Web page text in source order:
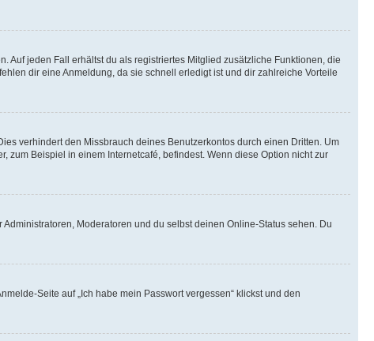
Auf jeden Fall erhältst du als registriertes Mitglied zusätzliche Funktionen, die
dir eine Anmeldung, da sie schnell erledigt ist und dir zahlreiche Vorteile
verhindert den Missbrauch deines Benutzerkontos durch einen Dritten. Um
zum Beispiel in einem Internetcafé, befindest. Wenn diese Option nicht zur
Moderatoren und du selbst deinen Online-Status sehen. Du
Seite auf „Ich habe mein Passwort vergessen“ klickst und den